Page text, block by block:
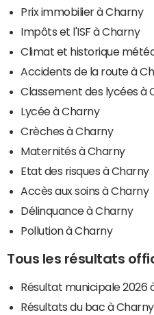
Prix immobilier à Charny
Impôts et l'ISF à Charny
Climat et historique
Accidents de la route à
Classement des lycées à
Lycée à Charny
Crèches à Charny
Maternités à Charny
Etat des risques à Charny
Accès aux soins à Charny
Délinquance à Charny
Pollution à Charny
Tous les résultats
Résultat municipale 2026
Résultats du bac à Charny